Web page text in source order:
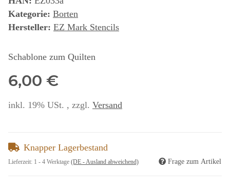
Kategorie: Borten
Hersteller: EZ Mark Stencils
Schablone zum Quilten
6,00 €
inkl. 19% USt. , zzgl. Versand
Knapper Lagerbestand
Lieferzeit: 1 - 4 Werktage (DE - Ausland abweichend) Frage zum Artikel